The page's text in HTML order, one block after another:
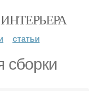
статьи
сборки